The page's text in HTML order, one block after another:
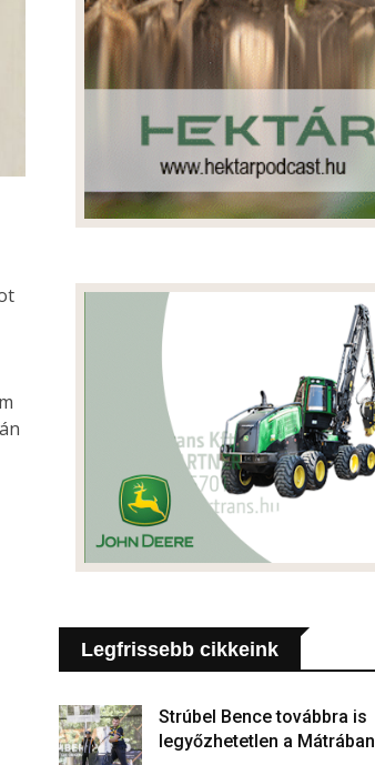
Legfrissebb cikkeink
Strúbel Bence továbbra is
legyőzhetetlen a Mátrában